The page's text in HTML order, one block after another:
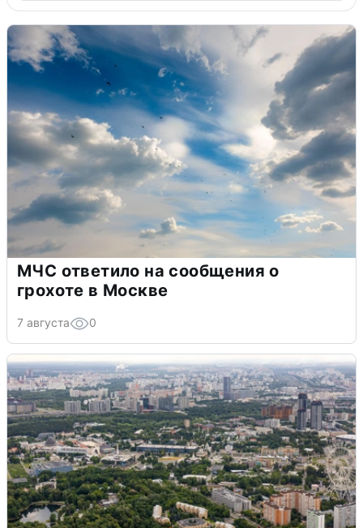
МЧС ответило на сообщения о
грохоте в Москве
7 августа 0